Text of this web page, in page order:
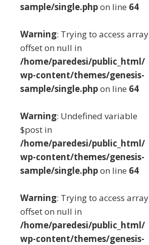
sample/single.phpon line 64
Warning: Trying to access array
offset on null in
/home/paredesi/public_html/
wp-content/themes/genesis-
sample/single.phpon line 64
Warning: Undefined variable
$post in
/home/paredesi/public_html/
wp-content/themes/genesis-
sample/single.phpon line 64
Warning: Trying to access array
offset on null in
/home/paredesi/public_html/
wp-content/themes/genesis-